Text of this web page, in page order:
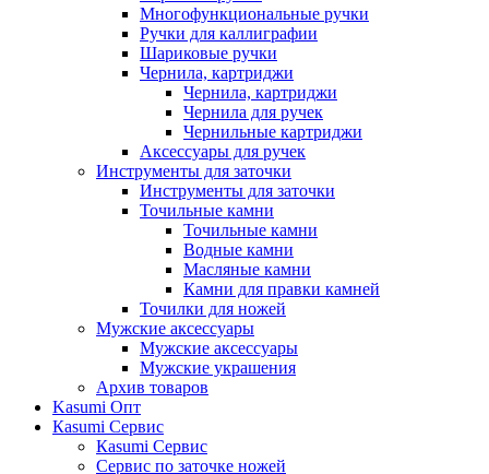
Многофункциональные ручки
Ручки для каллиграфии
Шариковые ручки
Чернила, картриджи
Чернила, картриджи
Чернила для ручек
Чернильные картриджи
Аксессуары для ручек
Инструменты для заточки
Инструменты для заточки
Точильные камни
Точильные камни
Водные камни
Масляные камни
Камни для правки камней
Точилки для ножей
Мужские аксессуары
Мужские аксессуары
Мужские украшения
Архив товаров
Kasumi Опт
Кasumi Сервис
Кasumi Сервис
Сервис по заточке ножей